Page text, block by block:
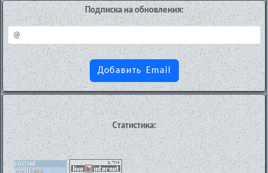
Подписка на обновления:
Статистика: